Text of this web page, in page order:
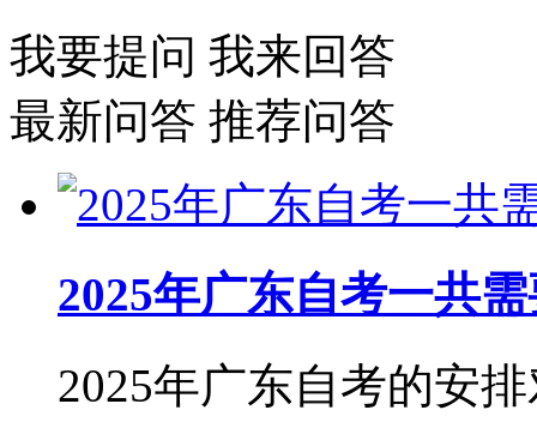
我要提问 我来回答
最新问答 推荐问答
2025年广东自考一共
2025年广东自考的安